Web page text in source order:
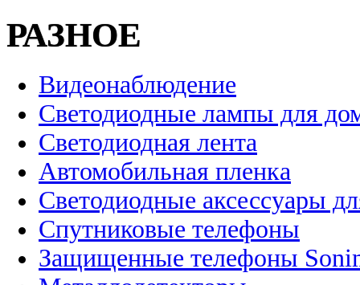
РАЗНОЕ
Видеонаблюдение
Светодиодные лампы для
Светодиодная лента
Автомобильная пленка
Светодиодные аксессуары
Спутниковые телефоны
Защищенные телефоны